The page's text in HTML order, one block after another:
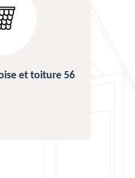
de toiture 56